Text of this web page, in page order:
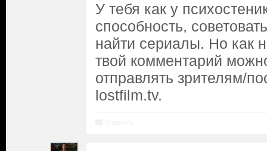
У тебя как у
способность,
найти сериалы. Но как
твой комментарий
отправлять зрителям/
lostfilm.tv.